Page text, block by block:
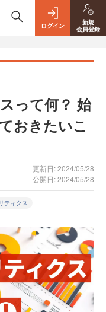
ログイン
新規
会員登録
って何？ 始
おきたいこ
更新日: 2024/05/28
公開日: 2024/05/28
ティクス